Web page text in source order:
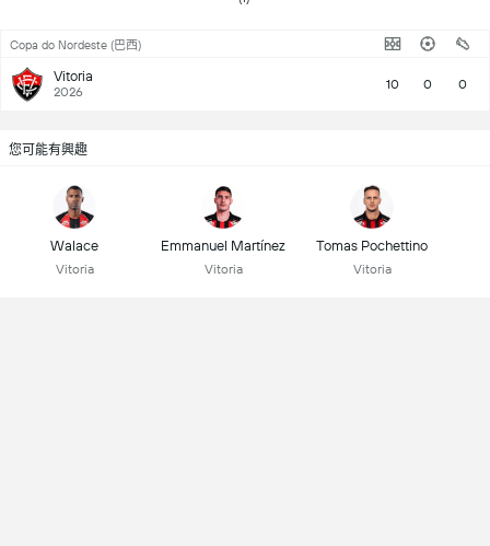
Copa do Nordeste (巴西)
Vitoria
2026 10 0 0
您可能有興趣
Walace
Vitoria
Emmanuel Martínez
Vitoria
Tomas Pochettino
Vitoria